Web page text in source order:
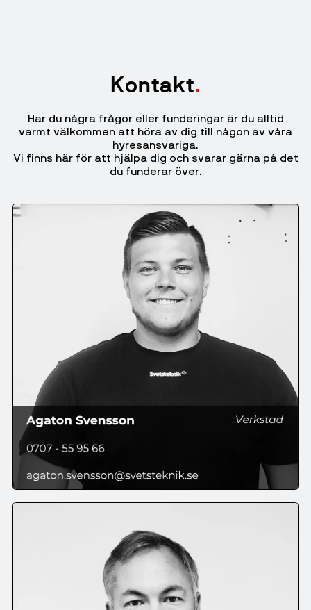
Kontakt
Har du några frågor eller funderingar är du alltid
varmt välkommen att höra av dig till någon av våra
hyresansvariga.
Vi finns här för att hjälpa dig och svarar gärna på det
du funderar över.